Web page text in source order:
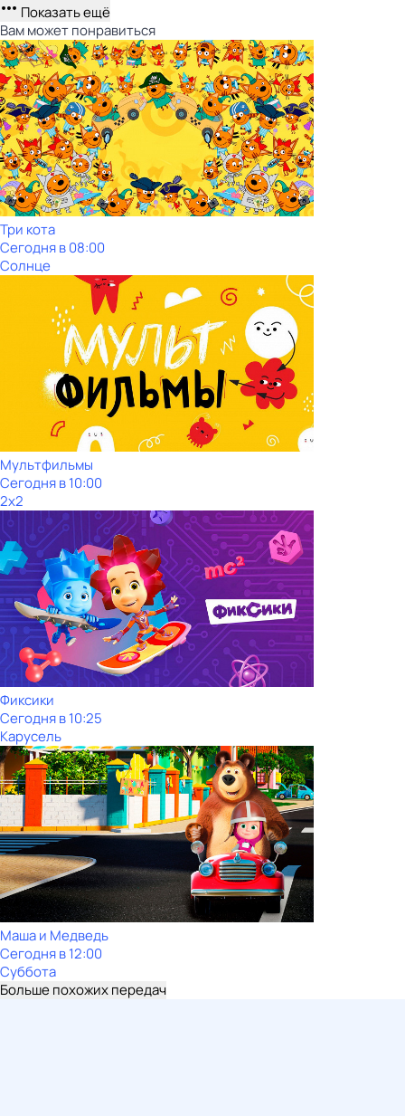
Показать ещё
Вам может понравиться
Три кота
Сегодня в 08:00
Солнце
Мультфильмы
Сегодня в 10:00
2x2
Фиксики
Сегодня в 10:25
Карусель
Маша и Медведь
Сегодня в 12:00
Суббота
Больше похожих передач